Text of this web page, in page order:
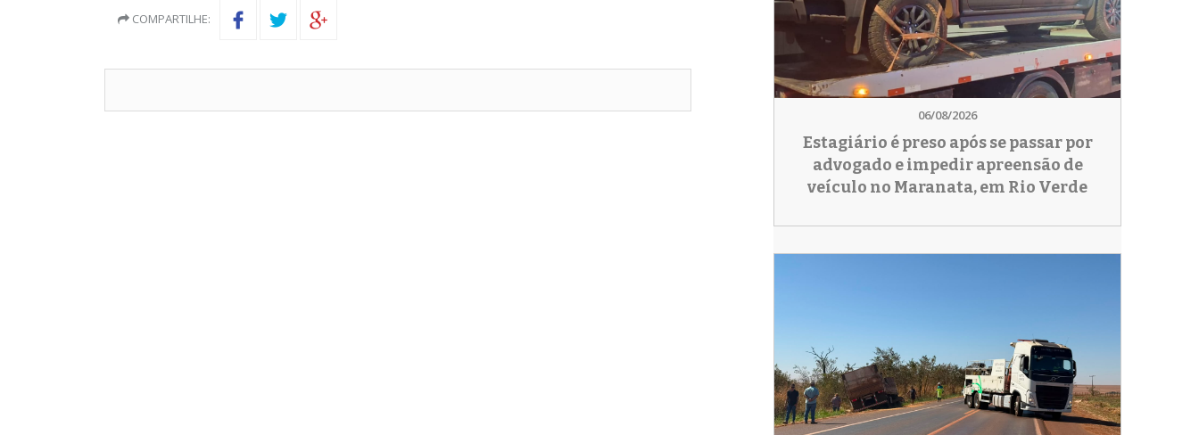
COMPARTILHE:
06/08/2026
Estagiário é preso após se passar por
advogado e impedir apreensão de
veículo no Maranata, em Rio Verde